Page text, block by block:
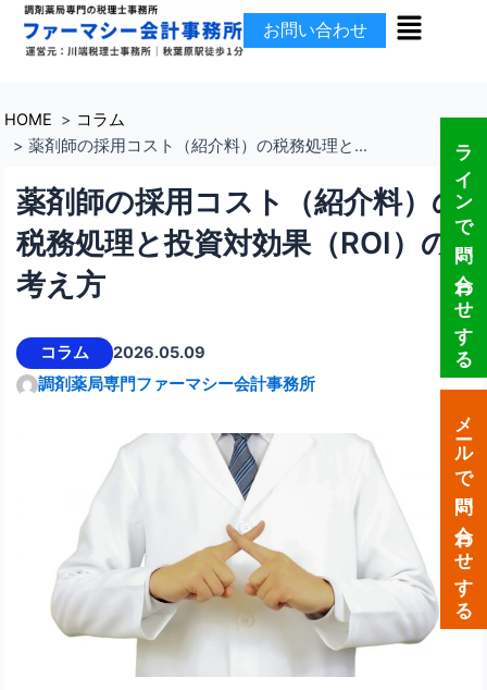
キ
ッ
お問い合わせ
メ
ニ
HOME
コラム
薬剤師の採用コスト（紹介料）の税務処理と...
薬剤師の採用コスト（紹介料）の
税務処理と投資対効果（ROI）の
考え方
コラム
2026.05.09
調剤薬局専門ファーマシー会計事務所
ラインで問い合わせする
メールで問い合わせする